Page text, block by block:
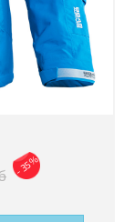
- 35%